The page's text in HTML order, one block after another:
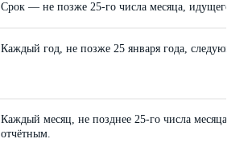
Срок — не позже 25-го числа месяца, идущего за
Каждый год, не позже 25 января года, следующего
Каждый месяц, не позднее 25-го числа месяца,
отчётным.